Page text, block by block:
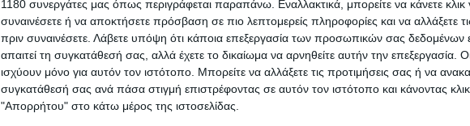
1180 συνεργάτες μας όπως περιγράφεται παραπάνω. Εναλλακτικά, μπορείτε να κάνετε κλικ
συναινέσετε ή να αποκτήσετε πρόσβαση σε πιο λεπτομερείς πληροφορίες και να αλλάξετε
πριν συναινέσετε. Λάβετε υπόψη ότι κάποια επεξεργασία των προσωπικών σας δεδομένων
απαιτεί τη συγκατάθεσή σας, αλλά έχετε το δικαίωμα να αρνηθείτε αυτήν την επεξεργασία.
ισχύουν μόνο για αυτόν τον ιστότοπο. Μπορείτε να αλλάξετε τις προτιμήσεις σας ή να
συγκατάθεσή σας ανά πάσα στιγμή επιστρέφοντας σε αυτόν τον ιστότοπο και κάνοντας
"Απορρήτου" στο κάτω μέρος της ιστοσελίδας.